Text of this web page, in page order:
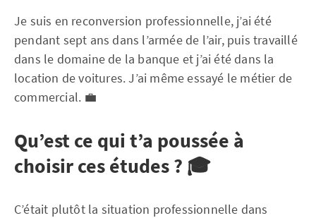
Je suis en reconversion professionnelle, j’ai été
pendant sept ans dans l’armée de l’air, puis travaillé
dans le domaine de la banque et j’ai été dans la
location de voitures. J’ai même essayé le métier de
commercial. 💼
Qu’est ce qui t’a poussée à
choisir ces études ? 🎓
C’était plutôt la situation professionnelle dans